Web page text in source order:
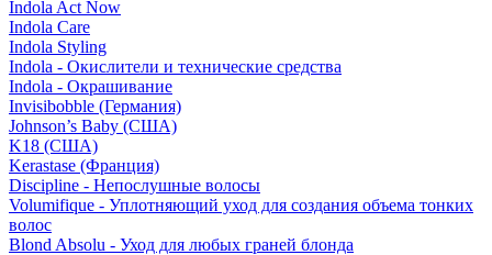
Indola Act Now
Indola Care
Indola Styling
Indola - Окислители и технические средства
Indola - Окрашивание
Invisibobble (Германия)
Johnson’s Baby (США)
K18 (США)
Kerastase (Франция)
Discipline - Непослушные волосы
Volumifique - Уплотняющий уход для создания объема тонких
волос
Blond Absolu - Уход для любых граней блонда